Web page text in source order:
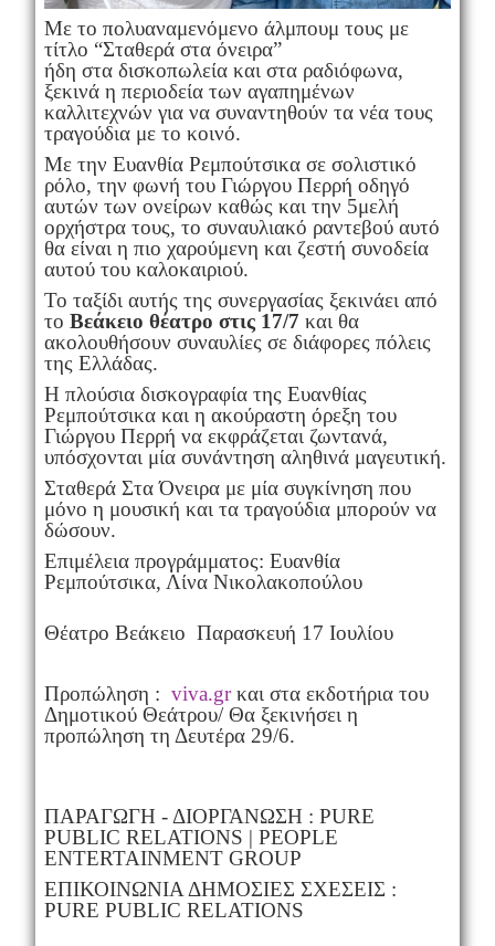
Με το πολυαναμενόμενο άλμπουμ τους με
τίτλο “Σταθερά στα όνειρα”
ήδη στα δισκοπωλεία και στα ραδιόφωνα,
ξεκινά η περιοδεία των αγαπημένων
καλλιτεχνών για να συναντηθούν τα νέα τους
τραγούδια με το κοινό.
Με την Ευανθία Ρεμπούτσικα σε σολιστικό
ρόλο, την φωνή του Γιώργου Περρή οδηγό
αυτών των ονείρων καθώς και την 5μελή
ορχήστρα τους, το συναυλιακό ραντεβού αυτό
θα είναι η πιο χαρούμενη και ζεστή συνοδεία
αυτού του καλοκαιριού.
Το ταξίδι αυτής της συνεργασίας ξεκινάει από
το Βεάκειο θέατρο στις 17/7 και θα
ακολουθήσουν συναυλίες σε διάφορες πόλεις
της Ελλάδας.
Η πλούσια δισκογραφία της Ευανθίας
Ρεμπούτσικα και η ακούραστη όρεξη του
Γιώργου Περρή να εκφράζεται ζωντανά,
υπόσχονται μία συνάντηση αληθινά μαγευτική.
Σταθερά Στα Όνειρα με μία συγκίνηση που
μόνο η μουσική και τα τραγούδια μπορούν να
δώσουν.
Επιμέλεια προγράμματος: Ευανθία
Ρεμπούτσικα, Λίνα Νικολακοπούλου
Θέατρο Βεάκειο Παρασκευή 17 Ιουλίου
Προπώληση : viva.grκαι στα εκδοτήρια του
Δημοτικού Θεάτρου/ Θα ξεκινήσει η
προπώληση τη Δευτέρα 29/6.
ΠΑΡΑΓΩΓΗ - ΔΙΟΡΓΑΝΩΣΗ : PURE
PUBLIC RELATIONS | PEOPLE
ENTERTAINMENT GROUP
ΕΠΙΚΟΙΝΩΝΙΑ ΔΗΜΟΣΙΕΣ ΣΧΕΣΕΙΣ :
PURE PUBLIC RELATIONS